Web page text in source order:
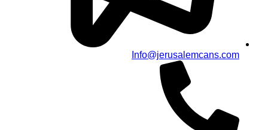
Info@jerusalemcans.com